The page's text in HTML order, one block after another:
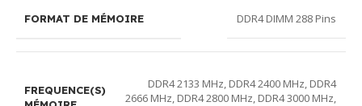
FORMAT DE MÉMOIRE DDR4 DIMM 288 Pins
FREQUENCE(S)
DDR4 2133 MHz, DDR4 2400 MHz, DDR4
2666 MHz, DDR4 2800 MHz, DDR4 3000 MHz,